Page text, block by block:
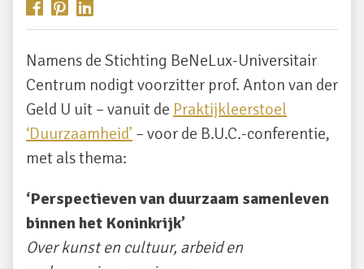
Namens de Stichting BeNeLux-Universitair
Centrum nodigt voorzitter prof. Anton van der
Geld U uit – vanuit de Praktijkleerstoel
‘Duurzaamheid’ – voor de B.U.C.-conferentie,
met als thema:
‘Perspectieven van duurzaam samenleven
binnen het Koninkrijk’
Over kunst en cultuur, arbeid en